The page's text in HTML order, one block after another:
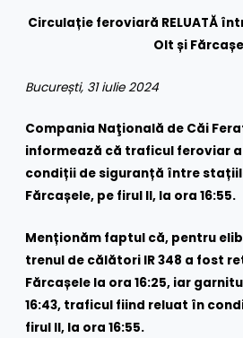
Circulație feroviară RELUATĂ
Olt și
București, 31 iulie 2024
Compania Naţională de Căi
informează că traficul feroviar
condiții de siguranță între
Fărcașele, pe firul II, la ora 16:55.
Menționăm faptul că, pentru
trenul de călători IR 348 a fost
Fărcașele la ora 16:25, iar
16:43, traficul fiind reluat în
firul II, la ora 16:55.